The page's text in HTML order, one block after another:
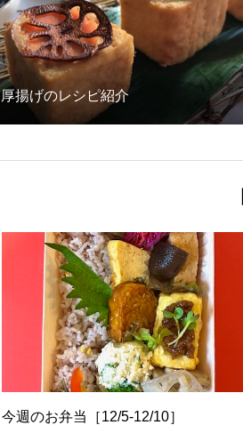
厚揚げのレシピ紹介
今週のお弁当［12/5-12/10］